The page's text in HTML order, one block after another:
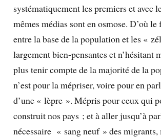
systématiquement les premiers et avec
mêmes médias sont en osmose. D’où le
entre la base de la population et les «
largement bien-pensantes et n’hésitant
plus tenir compte de la majorité de la
n’est pour la mépriser, voire pour en
d’une « lèpre ». Mépris pour ceux qui
construit nos pays ; et à aller jusqu’à
nécessaire « sang neuf » des